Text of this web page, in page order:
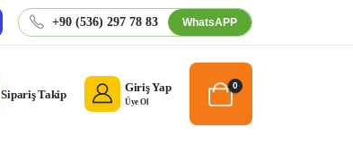
+90 (536) 297 78 83 WhatsAPP
Sipariş Takip Giriş Yap
Üye Ol
0